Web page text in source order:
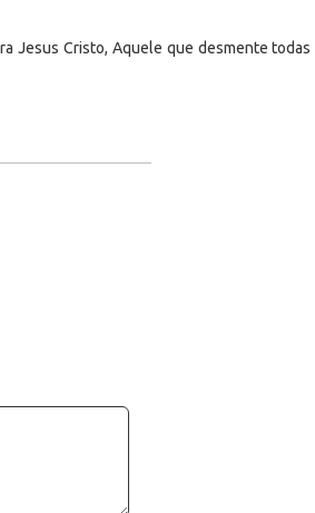
Jesus Cristo, Aquele que desmente